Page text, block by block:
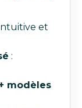
et
:
modèles